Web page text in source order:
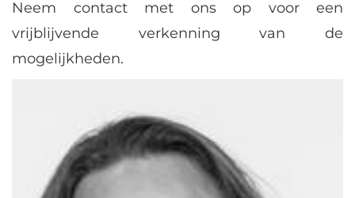
Neem contact met ons op voor een
vrijblijvende verkenning van de
mogelijkheden.